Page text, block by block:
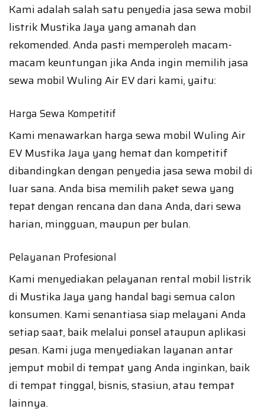
Kami adalah salah satu penyedia jasa sewa mobil
listrik Mustika Jaya yang amanah dan
rekomended. Anda pasti memperoleh macam-
macam keuntungan jika Anda ingin memilih jasa
sewa mobil Wuling Air EV dari kami, yaitu:
Harga Sewa Kompetitif
Kami menawarkan harga sewa mobil Wuling Air
EV Mustika Jaya yang hemat dan kompetitif
dibandingkan dengan penyedia jasa sewa mobil di
luar sana. Anda bisa memilih paket sewa yang
tepat dengan rencana dan dana Anda, dari sewa
harian, mingguan, maupun per bulan.
Pelayanan Profesional
Kami menyediakan pelayanan rental mobil listrik
di Mustika Jaya yang handal bagi semua calon
konsumen. Kami senantiasa siap melayani Anda
setiap saat, baik melalui ponsel ataupun aplikasi
pesan. Kami juga menyediakan layanan antar
jemput mobil di tempat yang Anda inginkan, baik
di tempat tinggal, bisnis, stasiun, atau tempat
lainnya.